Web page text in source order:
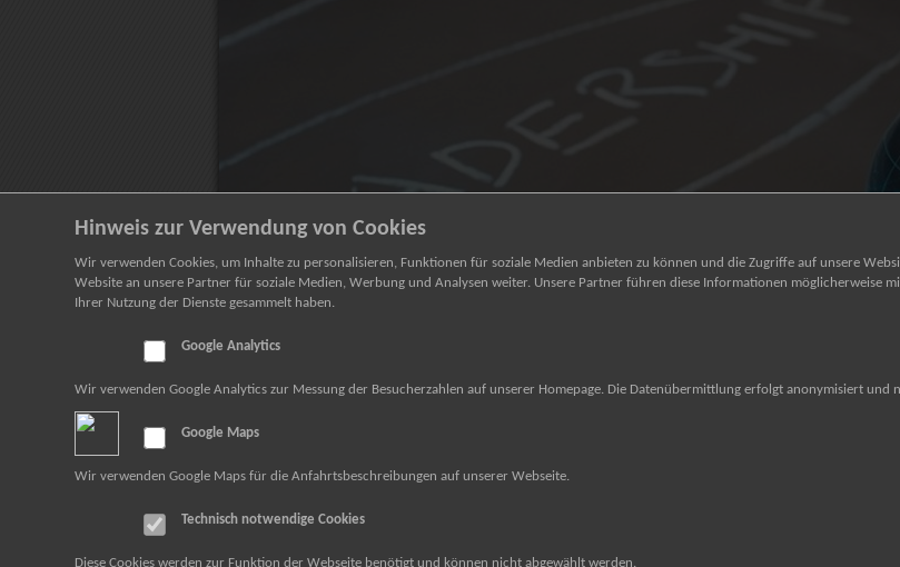
Hinweis zur Verwendung von Cookies
Wir verwenden Cookies, um Inhalte zu personalisieren, Funktionen für soziale Medien anbieten zu können und die Zugriffe auf unsere
Website an unsere Partner für soziale Medien, Werbung und Analysen weiter. Unsere Partner führen diese Informationen möglicherweise
Ihrer Nutzung der Dienste gesammelt haben.
Google Analytics
Wir verwenden Google Analytics zur Messung der Besucherzahlen auf unserer Homepage. Die Datenübermittlung erfolgt anonymisiert und
Google Maps
Wir verwenden Google Maps für die Anfahrtsbeschreibungen auf unserer Webseite.
Technisch notwendige Cookies
Diese Cookies werden zur Funktion der Webseite benötigt und können nicht abgewählt werden.